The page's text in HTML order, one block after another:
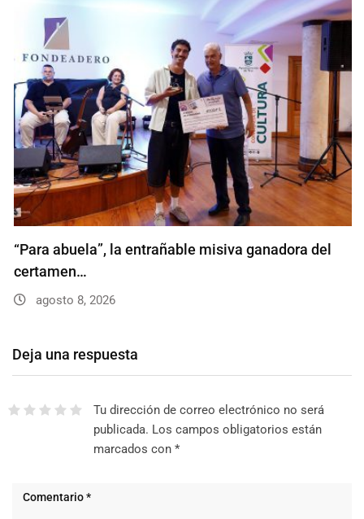
“Para abuela”, la entrañable misiva ganadora del
certamen…
agosto 8, 2026
Deja una respuesta
Tu dirección de correo electrónico no será
publicada. Los campos obligatorios están
marcados con *